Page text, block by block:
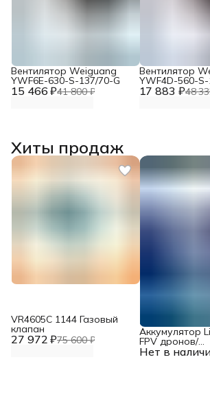
15 466 ₽41 800 ₽
Вентилятор Weiguang
YWF6E-630-S-137/70-G
17 883 ₽48
Вентилятор
YWF4D-560-
Хиты продаж
27 972 ₽75 600 ₽
VR4605С 1144 Газовый
клапан
Нет в
Аккумулятор
FPV дронов/